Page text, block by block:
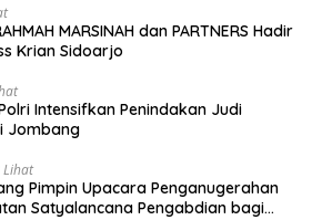
MARSINAH dan PARTNERS Hadir
Krian Sidoarjo
Intensifkan Penindakan Judi
Jombang
Lihat
Pimpin Upacara Penganugerahan
Satyalancana Pengabdian bagi